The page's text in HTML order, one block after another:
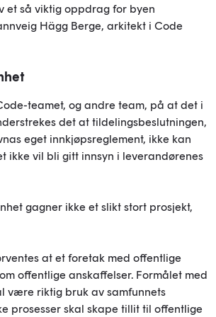
et så viktig oppdrag for byen
Hägg Berge, arkitekt i Code
teamet, og andre team, på at det i
det at tildelingsbeslutningen,
eget innkjøpsreglement, ikke kan
ikke vil bli gitt innsyn i leverandørenes
gagner ikke et slikt stort prosjekt,
at et foretak med offentlige
offentlige anskaffelser. Formålet med
være riktig bruk av samfunnets
prosesser skal skape tillit til offentlige